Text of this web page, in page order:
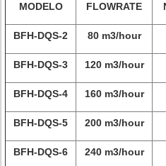
MODELO FLOWRATE
BFH-DQS-2 80 m3/hour
BFH-DQS-3 120 m3/hour
BFH-DQS-4 160 m3/hour
BFH-DQS-5 200 m3/hour
BFH-DQS-6 240 m3/hour